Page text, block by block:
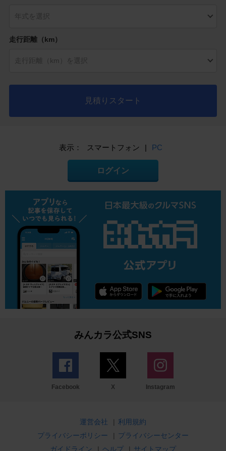
走行距離（km）
見積りスタート
表示： スマートフォン | PC
ログイン
みんカラ公式SNS
Facebook X Instagram
運営会社 | 利用規約
プライバシーポリシー
| プライバシーセンター
ガイドライン
| ヘルプ | サイトマップ